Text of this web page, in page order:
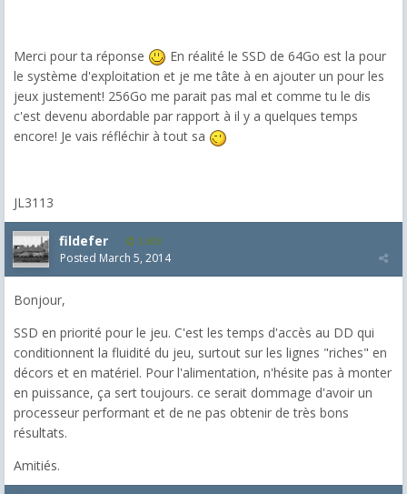
Merci pour ta réponse
En réalité le SSD de 64Go est la pour
le système d'exploitation et je me tâte à en ajouter un pour les
jeux justement! 256Go me parait pas mal et comme tu le dis
c'est devenu abordable par rapport à il y a quelques temps
encore! Je vais réfléchir à tout sa
JL3113
fildefer 1,603
Posted March 5, 2014
Bonjour,
SSD en priorité pour le jeu. C'est les temps d'accès au DD qui
conditionnent la fluidité du jeu, surtout sur les lignes "riches" en
décors et en matériel. Pour l'alimentation, n'hésite pas à monter
en puissance, ça sert toujours. ce serait dommage d'avoir un
processeur performant et de ne pas obtenir de très bons
résultats.
Amitiés.